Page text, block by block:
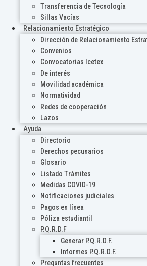
Transferencia de Tecnología
Sillas Vacías
Relacionamiento Estratégico
Dirección de Relacionamiento
Convenios
Convocatorias Icetex
De interés
Movilidad académica
Normatividad
Redes de cooperación
Lazos
Ayuda
Directorio
Derechos pecunarios
Glosario
Listado Trámites
Medidas COVID-19
Notificaciones judiciales
Pagos en línea
Póliza estudiantil
P.Q.R.D.F
Generar P.Q.R.D.F.
Informes P.Q.R.D.F.
Preguntas frecuentes